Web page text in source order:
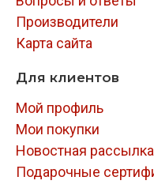
Производители
Карта сайта
Для клиентов
Мой профиль
Мои покупки
Новостная рассылка
Подарочные